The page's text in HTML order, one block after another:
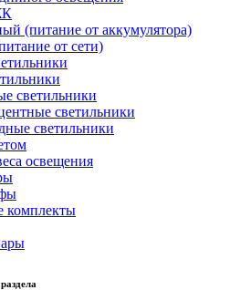
(питание от аккумулятора)
от сети)
светильники
светильники
светильники
освещения
комплекты